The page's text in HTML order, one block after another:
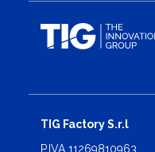
TIG Factory S.r.l
P.IVA 11269810963